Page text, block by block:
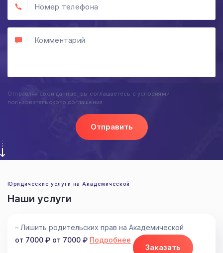
Отправить
Отправляя свои данные, вы соглашаетесь с условиями
пользовательского соглашения
Юридические услуги на Академической
Наши услуги
– Лишить родительских прав на Академической
от 7000
от 7000 Подробнее
Заказать